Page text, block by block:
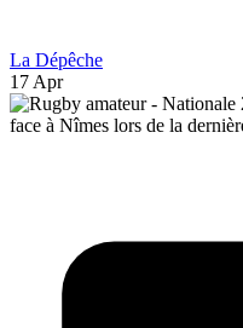
La Dépêche
17 Apr